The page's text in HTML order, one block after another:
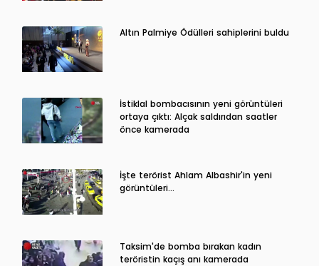
Altın Palmiye Ödülleri sahiplerini buldu
İstiklal bombacısının yeni görüntüleri
ortaya çıktı: Alçak saldırıdan saatler
önce kamerada
İşte terörist Ahlam Albashir'in yeni
görüntüleri…
Taksim'de bomba bırakan kadın
teröristin kaçış anı kamerada